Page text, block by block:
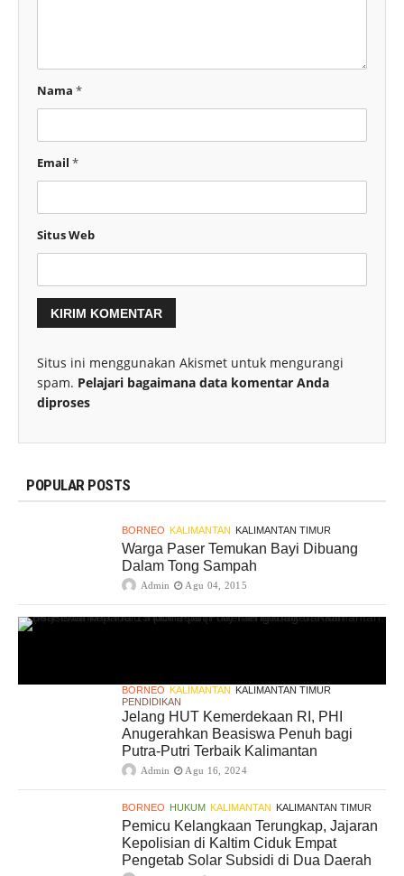
Nama *
Email *
Situs Web
Situs ini menggunakan Akismet untuk mengurangi
spam. Pelajari bagaimana data komentar Anda
diproses
POPULAR POSTS
BORNEO KALIMANTAN KALIMANTAN TIMUR
Warga Paser Temukan Bayi Dibuang
Dalam Tong Sampah
Admin Agu 04, 2015
BORNEO KALIMANTAN
KALIMANTAN TIMUR
PENDIDIKAN
Jelang HUT Kemerdekaan RI, PHI
Anugerahkan Beasiswa Penuh bagi
Putra-Putri Terbaik Kalimantan
Admin Agu 16, 2024
BORNEO HUKUM KALIMANTAN KALIMANTAN TIMUR
Pemicu Kelangkaan Terungkap, Jajaran
Kepolisian di Kaltim Ciduk Empat
Pengetab Solar Subsidi di Dua Daerah